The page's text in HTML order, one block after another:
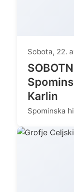
Sobota, 22.
Karlin
Spominska